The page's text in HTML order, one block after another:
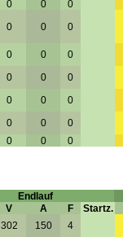
0 0 0
0 0 0
0 0 0
0 0 0
0 0 0
0 0 0
0 0 0
Endlauf
V A F Startz.
302 150 4